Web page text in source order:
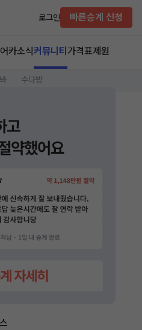
로그인 빠른승계 신청
카소식커뮤니티 가격표제원
수다방